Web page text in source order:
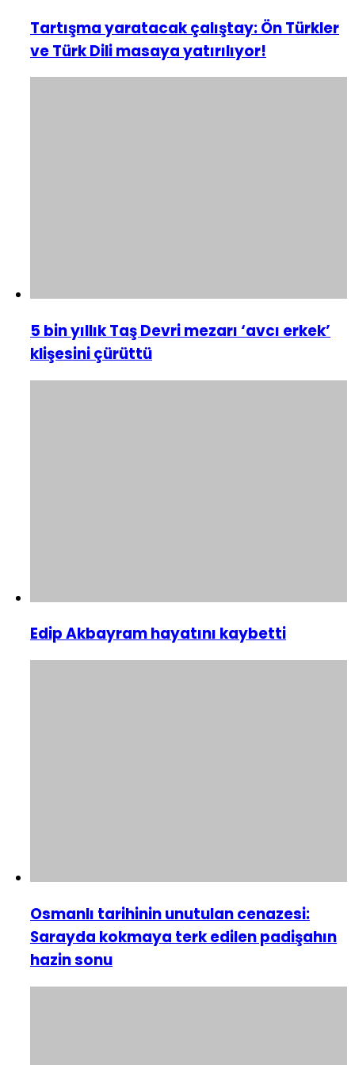
Tartışma yaratacak çalıştay: Ön Türkler
ve Türk Dili masaya yatırılıyor!
5 bin yıllık Taş Devri mezarı ‘avcı erkek’
klişesini çürüttü
Edip Akbayram hayatını kaybetti
Osmanlı tarihinin unutulan cenazesi:
Sarayda kokmaya terk edilen padişahın
hazin sonu